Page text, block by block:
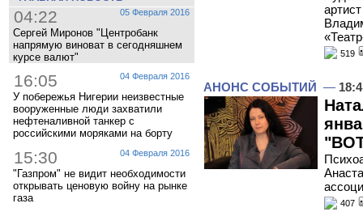
05 Февраля 2016
04:22
Сергей Миронов "Центробанк
напрямую виноват в сегодняшнем
курсе валют"
04 Февраля 2016
16:05
У побережья Нигерии неизвестные
вооруженные люди захватили
нефтеналивной танкер с
российскими моряками на борту
04 Февраля 2016
15:30
"Газпром" не видит необходимости
открывать ценовую войну на рынке
газа
519
АНОНС СОБЫТИЙ —
407